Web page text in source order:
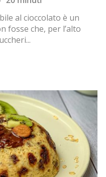
al cioccolato è un
fosse che, per l’alto